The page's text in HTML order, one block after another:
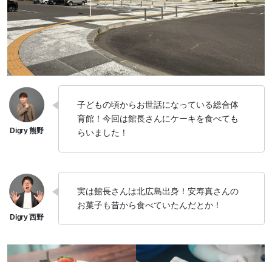
子どもの頃からお世話になっている総合体
育館！今回は館長さんにケーキを食べても
らいました！
実は館長さんは北広島出身！安寿真さんの
お菓子も昔から食べていたんだとか！